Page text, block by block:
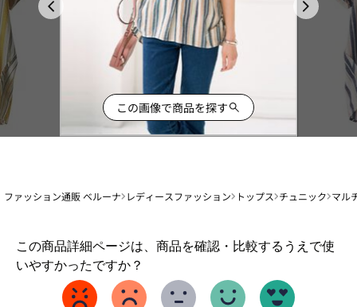
この画像で商品を探す
ファッション通販 ベルーナ レディースファッション トップス チュニック マル
この商品詳細ページは、商品を確認・比較するうえで使
いやすかったですか？
1
か